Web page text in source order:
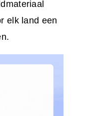
elk land een